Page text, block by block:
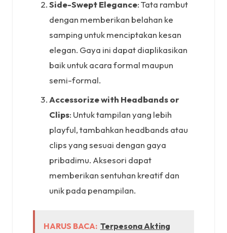
Side-Swept Elegance: Tata rambut
dengan memberikan belahan ke
samping untuk menciptakan kesan
elegan. Gaya ini dapat diaplikasikan
baik untuk acara formal maupun
semi-formal.
Accessorize with Headbands or
Clips: Untuk tampilan yang lebih
playful, tambahkan headbands atau
clips yang sesuai dengan gaya
pribadimu. Aksesori dapat
memberikan sentuhan kreatif dan
unik pada penampilan.
HARUS BACA: Terpesona Akting